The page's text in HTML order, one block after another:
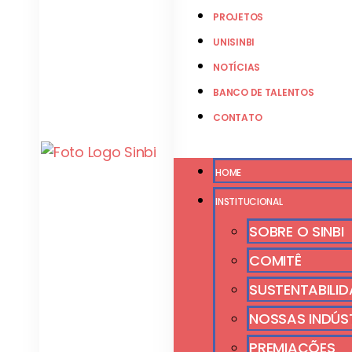
PROJETOS
UNISINBI
NOTÍCIAS
BANCO DE TALENTOS
CONTATO
HOME
INSTITUCIONAL
SOBRE O SINBI
COMITÊ
NOSSAS
PREMIAÇÕES